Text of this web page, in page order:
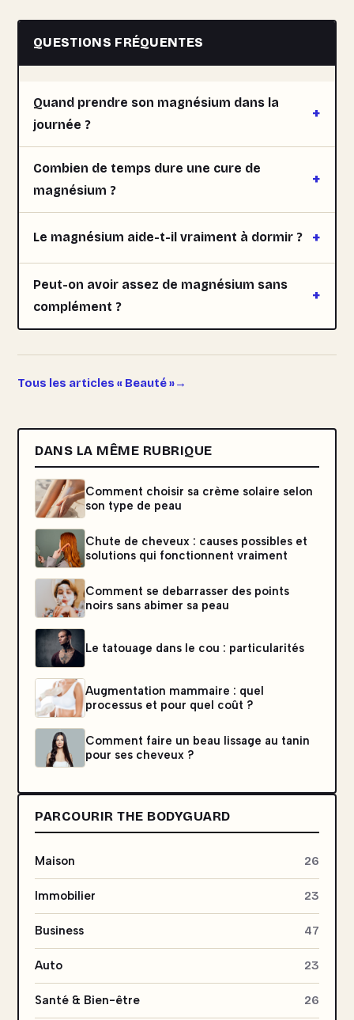
QUESTIONS FRÉQUENTES
Quand prendre son magnésium dans la
journée ?
Combien de temps dure une cure de
magnésium ?
Le magnésium aide-t-il vraiment à dormir ?
Peut-on avoir assez de magnésium sans
complément ?
Tous les articles « Beauté »
DANS LA MÊME RUBRIQUE
Comment choisir sa crème solaire selon
son type de peau
Chute de cheveux : causes possibles et
solutions qui fonctionnent vraiment
Comment se debarrasser des points
noirs sans abimer sa peau
Le tatouage dans le cou : particularités
Augmentation mammaire : quel
processus et pour quel coût ?
Comment faire un beau lissage au tanin
pour ses cheveux ?
PARCOURIR THE BODYGUARD
Maison 26
Immobilier 23
Business 47
Auto 23
Santé & Bien-être 26